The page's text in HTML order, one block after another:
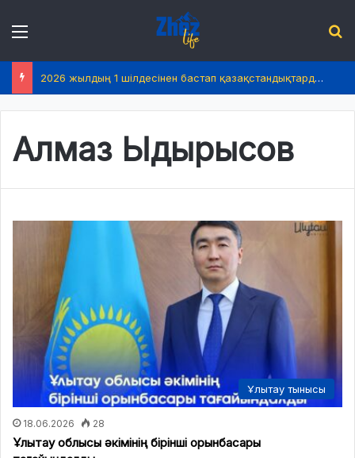
2026 жылдың 1 шілдесінен бастап қазақстандықтардың өмірінде не өзгереді?
Алмаз Ыдырысов
Ұлытау тынысы
18.06.2026 28
Ұлытау облысы әкімінің бірінші орынбасары